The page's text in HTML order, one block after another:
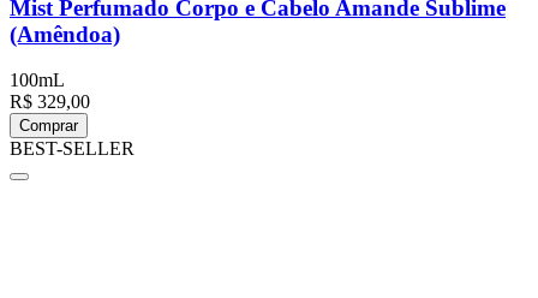
Mist Perfumado Corpo e Cabelo Amande Sublime
(Amêndoa)
100mL
R$ 329,00
Comprar
BEST-SELLER